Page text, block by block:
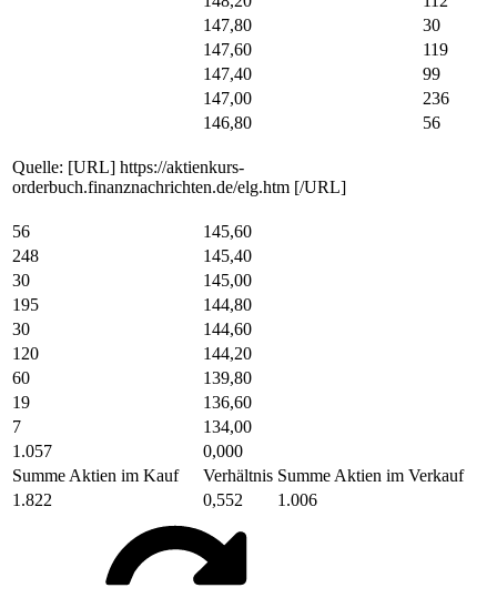
147,80
30
147,60
119
147,40
99
147,00
236
146,80
56
Quelle: [URL] https://aktienkurs-
orderbuch.finanznachrichten.de/elg.htm [/URL]
56
145,60
248
145,40
30
145,00
195
144,80
30
144,60
120
144,20
60
139,80
19
136,60
7
134,00
1.057
0,000
Summe Aktien im Kauf
Verhältnis Summe Aktien im Verkauf
1.822
0,552 1.006